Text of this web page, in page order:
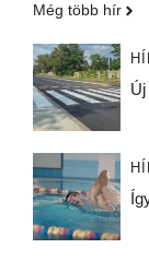
Még több hír